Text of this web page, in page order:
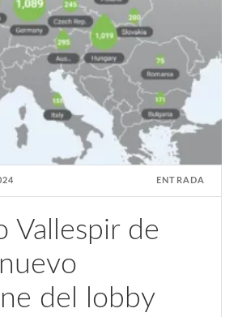
ENTRADA
Vallespir de
del lobby